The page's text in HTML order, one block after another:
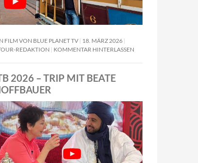
FILM VON BLUE PLANET TV 18. MÄRZ 2026
REDAKTION
KOMMENTAR HINTERLASSEN
2026 – TRIP MIT BEATE